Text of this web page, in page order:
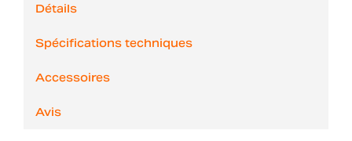
Détails
Spécifications techniques
Accessoires
Avis